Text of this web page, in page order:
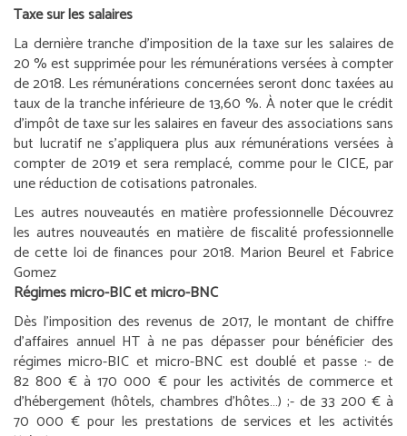
Taxe sur les salaires
La dernière tranche d’imposition de la taxe sur les salaires de
20 % est supprimée pour les rémunérations versées à compter
de 2018. Les rémunérations concernées seront donc taxées au
taux de la tranche inférieure de 13,60 %. À noter que le crédit
d’impôt de taxe sur les salaires en faveur des associations sans
but lucratif ne s’appliquera plus aux rémunérations versées à
compter de 2019 et sera remplacé, comme pour le CICE, par
une réduction de cotisations patronales.
Les autres nouveautés en matière professionnelle Découvrez
les autres nouveautés en matière de fiscalité professionnelle
de cette loi de finances pour 2018. Marion Beurel et Fabrice
Gomez
Régimes micro-BIC et micro-BNC
Dès l’imposition des revenus de 2017, le montant de chiffre
d’affaires annuel HT à ne pas dépasser pour bénéficier des
régimes micro-BIC et micro-BNC est doublé et passe :- de
82 800 € à 170 000 € pour les activités de commerce et
d’hébergement (hôtels, chambres d’hôtes…) ;- de 33 200 € à
70 000 € pour les prestations de services et les activités